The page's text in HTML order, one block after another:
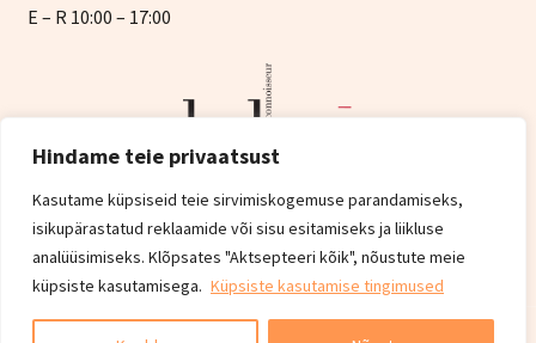
Hindame teie privaatsust
Kasutame küpsiseid teie sirvimiskogemuse parandamiseks,
isikupärastatud reklaamide või sisu esitamiseks ja liikluse
analüüsimiseks. Klõpsates "Aktsepteeri kõik", nõustute meie
küpsiste kasutamisega. Küpsiste kasutamise tingimused
E – R 10:00 – 17:00
© Balen 2026
Privaatsuspoliitika
Built with WooCommerce.